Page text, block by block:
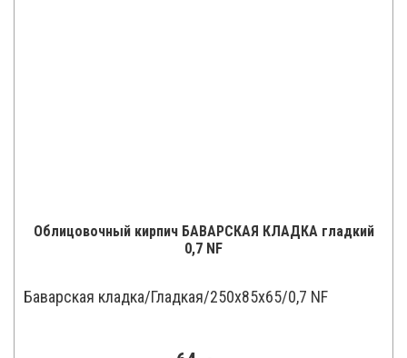
Облицовочный кирпич БАВАРСКАЯ КЛАДКА гладкий
0,7 NF
Баварская кладка/Гладкая/250x85x65/0,7 NF